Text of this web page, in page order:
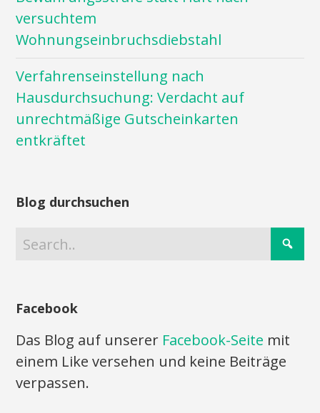
versuchtem
Wohnungseinbruchsdiebstahl
Verfahrenseinstellung nach
Hausdurchsuchung: Verdacht auf
unrechtmäßige Gutscheinkarten
entkräftet
Blog durchsuchen
Facebook
Das Blog auf unserer Facebook-Seite mit
einem Like versehen und keine Beiträge
verpassen.